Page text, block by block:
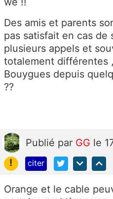
Des amis et parents
pas satisfait en cas de
plusieurs appels et
totalement différentes
Bouygues depuis
??
Publié par GG le
!
citer
Orange et le cable